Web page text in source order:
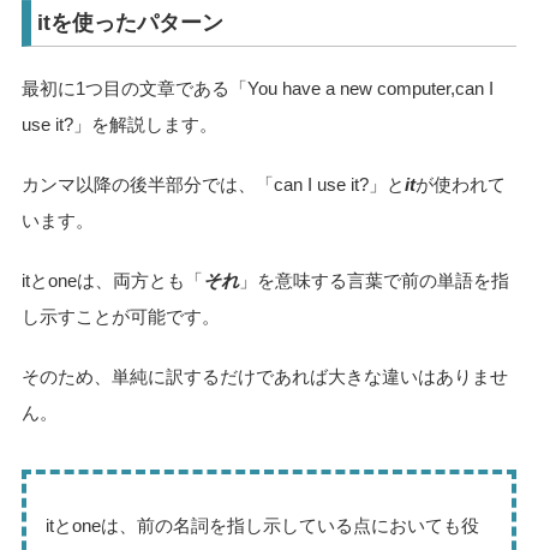
itを使ったパターン
最初に1つ目の文章である「You have a new computer,can I
use it?」を解説します。
カンマ以降の後半部分では、「can I use it?」とitが使われて
います。
itとoneは、両方とも「それ」を意味する言葉で前の単語を指
し示すことが可能です。
そのため、単純に訳するだけであれば大きな違いはありませ
ん。
itとoneは、前の名詞を指し示している点においても役